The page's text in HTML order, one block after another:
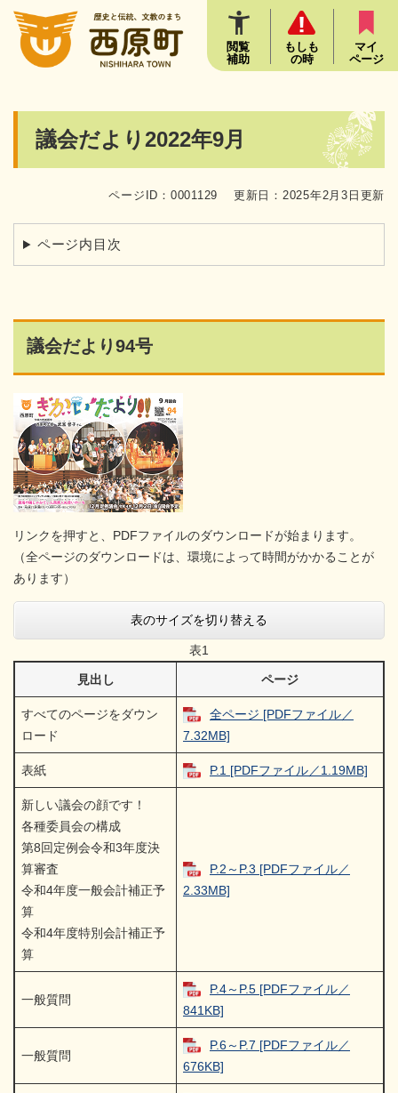
メニューを飛ばして本文へ
閲覧
補助
もしも
の時
マイ
ページ
議会だより2022年9月
ページID：0001129 更新日：2025年2月3日更新
ページ内目次
議会だより94号
リンクを押すと、PDFファイルのダウンロードが始まります。
（全ページのダウンロードは、環境によって時間がかかることが
あります）
表のサイズを切り替える
表1
見出し ページ
すべてのページをダウン
ロード
全ページ [PDFファイル／
7.32MB]
表紙 P.1 [PDFファイル／1.19MB]
新しい議会の顔です！
各種委員会の構成
第8回定例会令和3年度決
算審査
令和4年度一般会計補正予
算
令和4年度特別会計補正予
算
P.2～P.3 [PDFファイル／
2.33MB]
一般質問
P.4～P.5 [PDFファイル／
841KB]
一般質問
P.6～P.7 [PDFファイル／
676KB]